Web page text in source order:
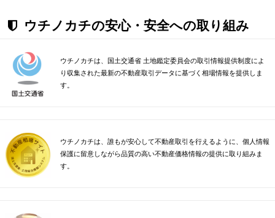
ウチノカチの安心・安全への取り組み
ウチノカチは、国土交通省 土地鑑定委員会の取引情報提供制度によ
り収集された最新の不動産取引データに基づく相場情報を提供しま
す。
ウチノカチは、誰もが安心して不動産取引を行えるように、個人情報
保護に留意しながら品質の高い不動産価格情報の提供に取り組みま
す。